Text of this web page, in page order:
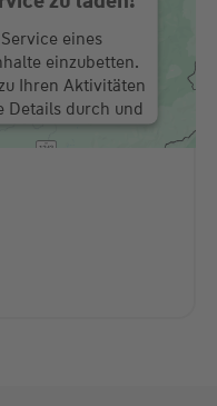
eines
einzubetten.
Ihren Aktivitäten
Details durch und
Service zu, um